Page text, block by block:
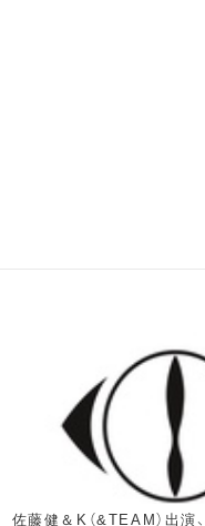
佐藤健＆K（&TEAM）出演